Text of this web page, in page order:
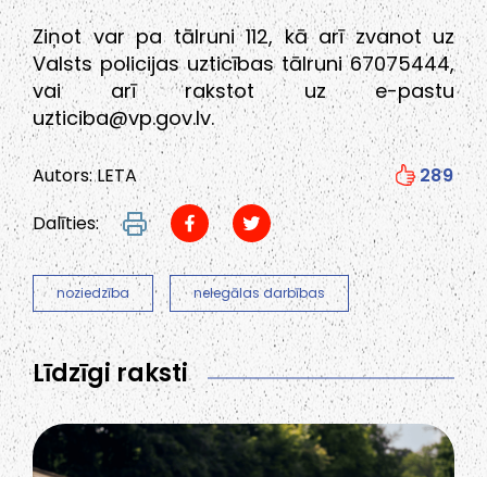
Ziņot var pa tālruni 112, kā arī zvanot uz
Valsts policijas uzticības tālruni 67075444,
vai arī rakstot uz e-pastu
uzticiba@vp.gov.lv.
Autors: LETA
289
Dalīties:
noziedzība nelegālas darbības
Līdzīgi raksti